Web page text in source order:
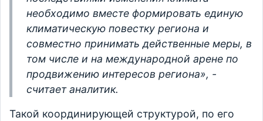
необходимо вместе формировать единую
климатическую повестку региона и
совместно принимать действенные меры, в
том числе и на международной арене по
продвижению интересов региона», -
считает аналитик.
Такой координирующей структурой, по его